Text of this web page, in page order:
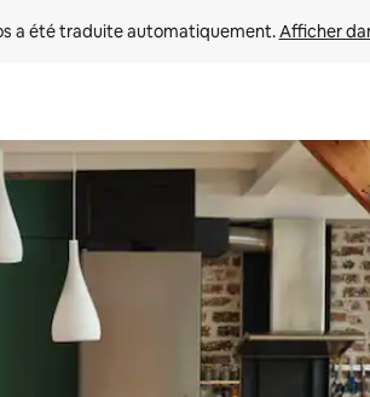
a été traduite automatiquement. Afficher